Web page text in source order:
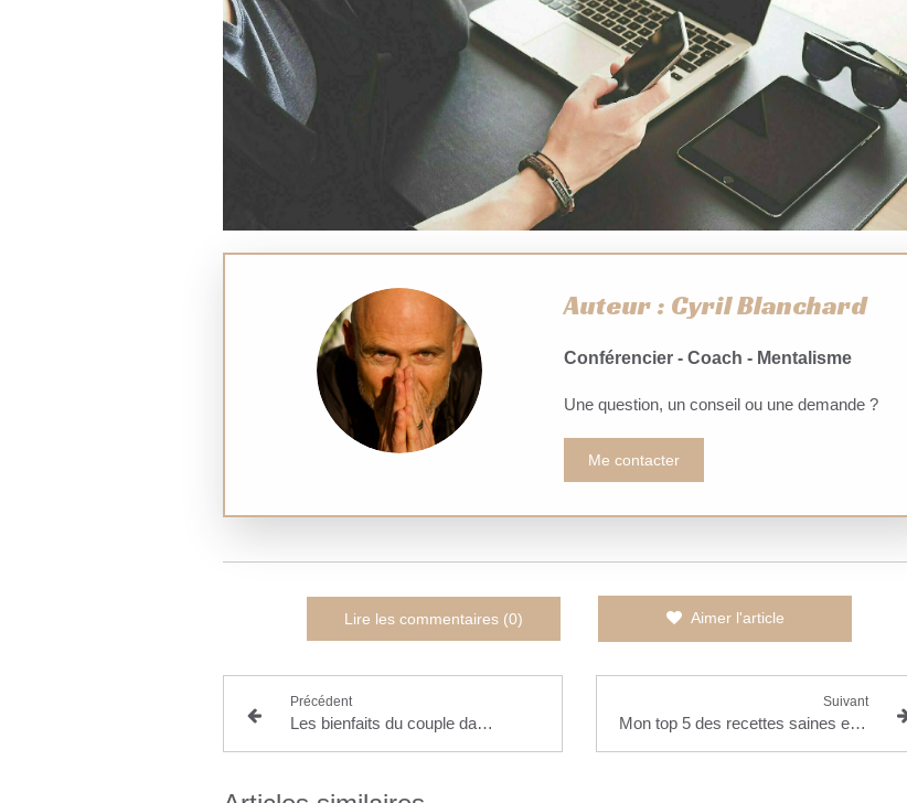
Auteur : Cyril Blanchard
Conférencier - Coach - Mentalisme
Une question, un conseil ou une demande ?
Me contacter
Lire les commentaires (0) Aimer l'article
Précédent
Les bienfaits du couple dans le sport
Suivant
Mon top 5 des recettes saines et gourmandes beautysané